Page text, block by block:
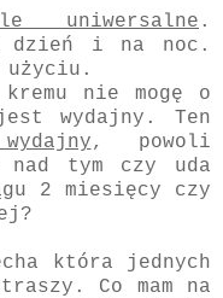
uniwersalne .
dzień i na noc.
użyciu.
kremu nie mogę o
wydajny. Ten
, powoli
nad tym czy uda
2 miesięcy czy
która jednych
Co mam na